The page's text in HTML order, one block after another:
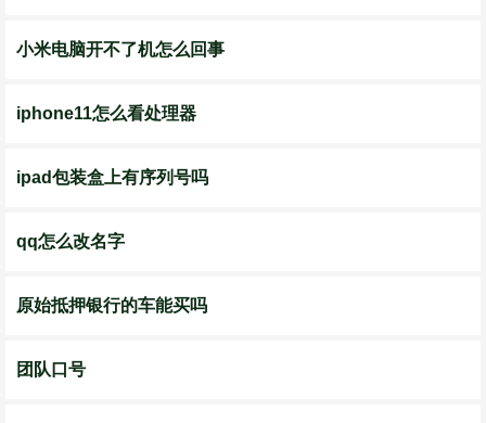
小米电脑开不了机怎么回事
iphone11怎么看处理器
ipad包装盒上有序列号吗
qq怎么改名字
原始抵押银行的车能买吗
团队口号